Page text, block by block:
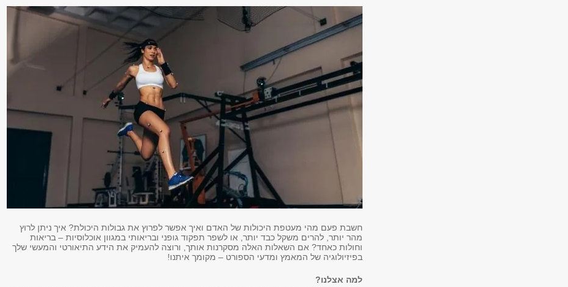
חשבת פעם מהי מעטפת היכולות של האדם ואיך אפשר לפרוץ את גבולות היכולת? איך ניתן לרוץ
מהר יותר, להרים משקל כבד יותר, או לשפר תפקוד גופני ובריאותי במגוון אוכלוסיות – בריאות
וחולות כאחד? אם השאלות האלה מסקרנות אותך, ורוצה להעמיק את הידע התיאורטי והמעשי שלך
בפיזיולוגיה של המאמץ ומדעי הספורט – מקומך איתנו!
למה אצלנו?